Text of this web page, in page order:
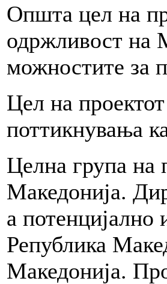
Општа цел на
одржливост на
можностите за
Цел на
поттикнувања
Целна група на
Македонија.
а потенцијално
Република
Македонија.